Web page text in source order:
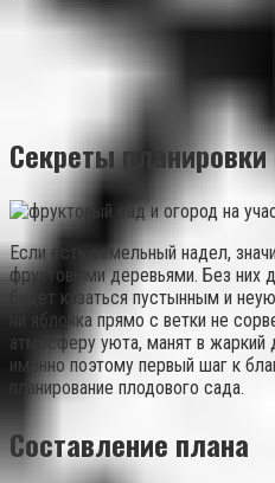
Секреты
Если есть земельный надел,
фруктовыми деревьями. Без них
будет казаться пустынным и
ни яблочка прямо с ветки не
атмосферу уюта, манят в жаркий
именно поэтому первый шаг к
планирование плодового сада.
Составление плана